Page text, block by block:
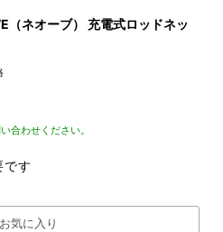
（ネオーブ） 充電式ロッドネッ
合わせください。
です
お気に入り